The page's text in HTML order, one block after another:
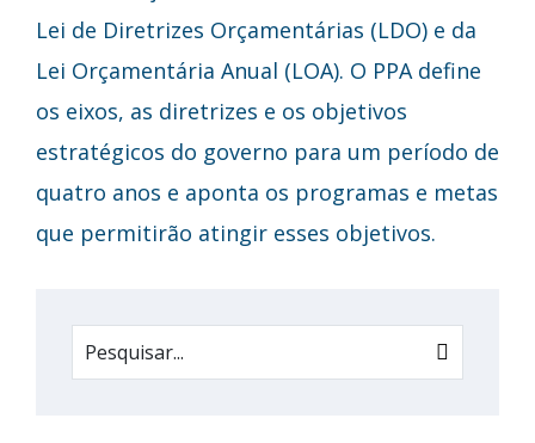
Lei de Diretrizes Orçamentárias (LDO) e da
Lei Orçamentária Anual (LOA). O PPA define
os eixos, as diretrizes e os objetivos
estratégicos do governo para um período de
quatro anos e aponta os programas e metas
que permitirão atingir esses objetivos.